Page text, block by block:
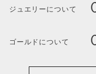
ジュエリーについて
ゴールドについて